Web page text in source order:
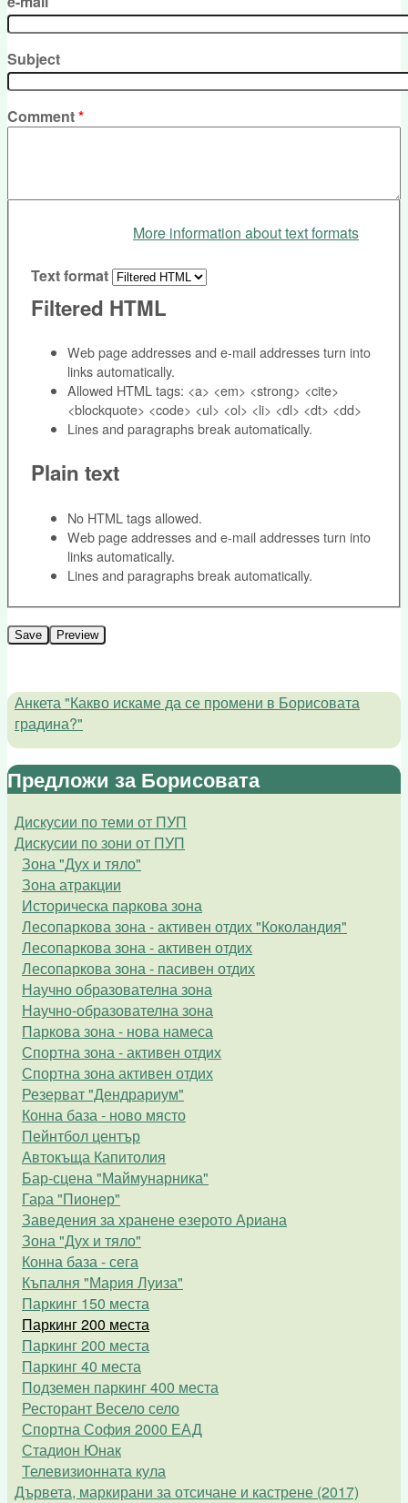
Subject
Comment*
More information about text formats
Text format
Filtered HTML
Web page addresses and e-mail addresses turn into
links automatically.
Allowed HTML tags: <a> <em> <strong> <cite>
<blockquote> <code> <ul> <ol> <li> <dl> <dt> <dd>
Lines and paragraphs break automatically.
Plain text
No HTML tags allowed.
Web page addresses and e-mail addresses turn into
links automatically.
Lines and paragraphs break automatically.
Анкета "Какво искаме да се промени в Борисовата
градина?"
Предложи за Борисовата
Дискусии по теми от ПУП
Дискусии по зони от ПУП
Зона "Дух и тяло"
Зона атракции
Историческа паркова зона
Лесопаркова зона - активен отдих "Коколандия"
Лесопаркова зона - активен отдих
Лесопаркова зона - пасивен отдих
Научно образователна зона
Научно-образователна зона
Паркова зона - нова намеса
Спортна зона - активен отдих
Спортна зона активен отдих
Резерват "Дендрариум"
Конна база - ново място
Пейнтбол център
Автокъща Капитолия
Бар-сцена "Маймунарника"
Гара "Пионер"
Заведения за хранене езерото Ариана
Зона "Дух и тяло"
Конна база - сега
Къпалня "Мария Луиза"
Паркинг 150 места
Паркинг 200 места
Паркинг 200 места
Паркинг 40 места
Подземен паркинг 400 места
Ресторант Весело село
Спортна София 2000 ЕАД
Стадион Юнак
Телевизионната кула
Дървета, маркирани за отсичане и кастрене (2017)